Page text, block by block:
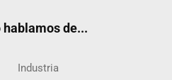
de...
Industria